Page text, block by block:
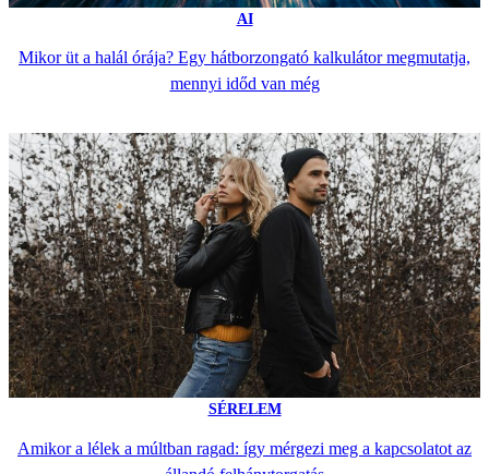
AI
Mikor üt a halál órája? Egy hátborzongató kalkulátor megmutatja,
mennyi időd van még
SÉRELEM
Amikor a lélek a múltban ragad: így mérgezi meg a kapcsolatot az